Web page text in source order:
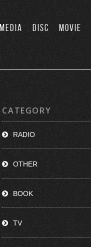
MEDIA DISC MOVIE
CATEGORY
RADIO
OTHER
BOOK
TV